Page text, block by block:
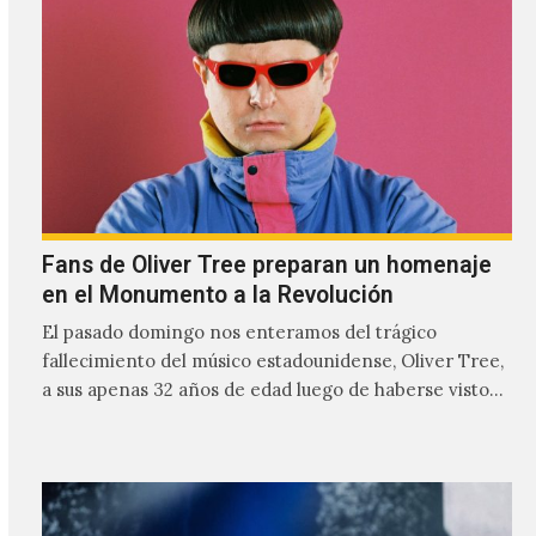
mezcla de post-punk, coldwave y letras
profundamente melancólicas.
Fans de Oliver Tree preparan un homenaje
en el Monumento a la Revolución
El pasado domingo nos enteramos del trágico
fallecimiento del músico estadounidense, Oliver Tree,
a sus apenas 32 años de edad luego de haberse visto